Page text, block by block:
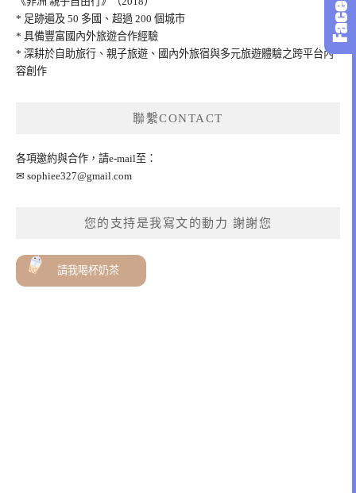
* 足跡遍及 50 多國、超過 200 個城市
* 具備豐富國內外旅遊合作經驗
* 深耕於自助旅行、親子旅遊、國內外旅宿與多元旅遊體驗之跨平台內
容創作
聯繫CONTACT
各項邀約與合作，請e-mail至：
✉ sophiee327@gmail.com
您的支持是我寫文的動力 謝謝您
請我喝杯奶茶